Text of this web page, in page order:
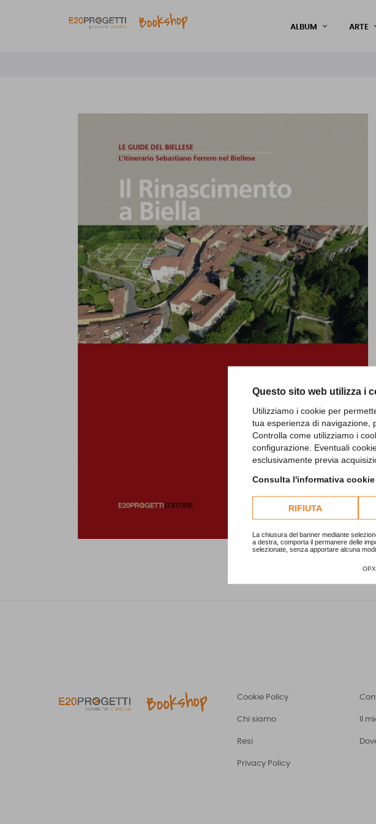
Questo sito web utilizza i
Utilizziamo i cookie per
tua esperienza di navigazione,
Controlla come utilizziamo i
configurazione. Eventuali
esclusivamente previa
Consulta l'informativa
RIFIUTA
La chiusura del banner mediante
a destra, comporta il permanere delle
selezionate, senza apportare alcuna
ALBUM ARTE
Cookie Policy
Chi siamo
Resi
Privacy Policy
Il